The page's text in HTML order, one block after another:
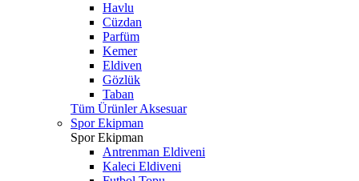
Havlu
Cüzdan
Parfüm
Kemer
Eldiven
Gözlük
Taban
Tüm Ürünler Aksesuar
Spor Ekipman
Spor Ekipman
Antrenman Eldiveni
Kaleci Eldiveni